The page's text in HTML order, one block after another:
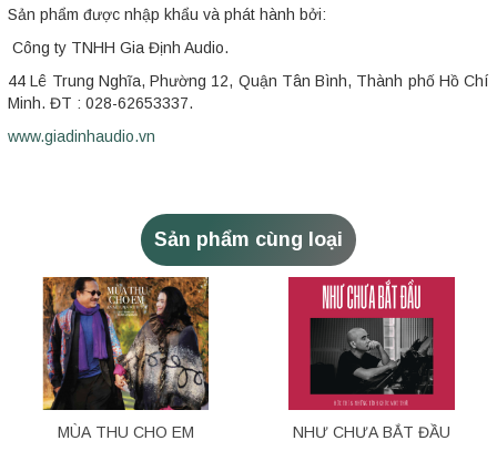
Sản phẩm được nhập khẩu và phát hành bởi:
Công ty TNHH Gia Định Audio.
44 Lê Trung Nghĩa, Phường 12, Quận Tân Bình, Thành phố Hồ Chí
Minh. ĐT : 028-62653337.
www.giadinhaudio.vn
Sản phẩm cùng loại
MÙA THU CHO EM NHƯ CHƯA BẮT ĐẦU